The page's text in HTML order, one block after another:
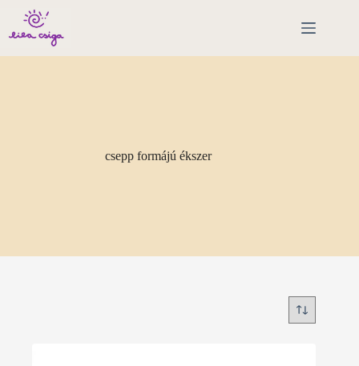
content
csepp formájú ékszer